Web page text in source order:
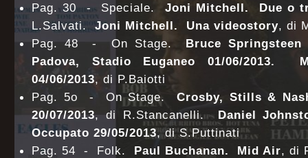
Pag. 30 - Speciale. Joni Mitchell. Due o
L.Salvati.Joni Mitchell. Una videostory, di
Pag. 48 - On Stage. Bruce
Padova, Stadio Euganeo 01/06/2013.
04/06/2013, di P.Baiotti
Pag. 5o - On Stage.Crosby, Stills &
20/07/2013, di R.Stancanelli. Daniel
Occupato 29/05/2013, di S.Puttinati
Pag. 54 - Folk. Paul Buchanan. Mid Air, di